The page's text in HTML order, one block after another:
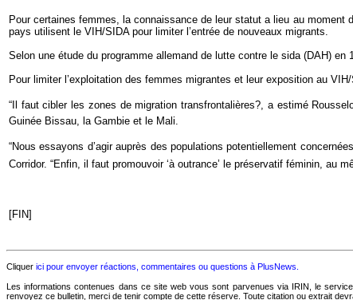
Pour certaines femmes, la connaissance de leur statut a lieu au moment
pays utilisent le VIH/SIDA pour limiter l’entrée de nouveaux migrants.
Selon une étude du programme allemand de lutte contre le sida (DAH)
Pour limiter l’exploitation des femmes migrantes et leur exposition au
“Il faut cibler les zones de migration transfrontalières?, a estimé
Guinée Bissau, la Gambie et le Mali.
“Nous essayons d’agir auprès des populations potentiellement
Corridor. “Enfin, il faut promouvoir ‘à outrance’ le préservatif féminin, au
[FIN]
Cliquer ici pour envoyer réactions, commentaires ou questions à PlusNews.
Les informations contenues dans ce site web vous sont parvenues via IRIN, le
renvoyez ce bulletin, merci de tenir compte de cette réserve. Toute citation ou extrait